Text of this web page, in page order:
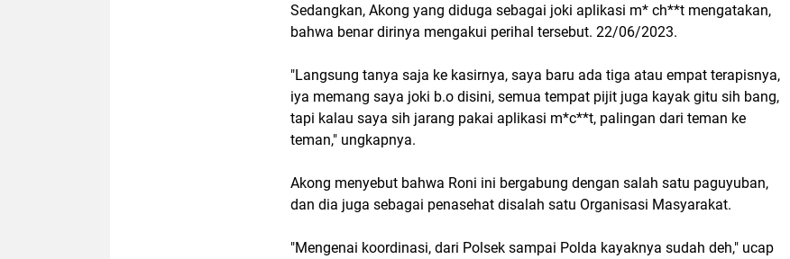
Sedangkan, Akong yang diduga sebagai joki aplikasi m* ch**t mengatakan,
bahwa benar dirinya mengakui perihal tersebut. 22/06/2023.
"Langsung tanya saja ke kasirnya, saya baru ada tiga atau empat terapisnya,
iya memang saya joki b.o disini, semua tempat pijit juga kayak gitu sih bang,
tapi kalau saya sih jarang pakai aplikasi m*c**t, palingan dari teman ke
teman," ungkapnya.
Akong menyebut bahwa Roni ini bergabung dengan salah satu paguyuban,
dan dia juga sebagai penasehat disalah satu Organisasi Masyarakat.
"Mengenai koordinasi, dari Polsek sampai Polda kayaknya sudah deh," ucap